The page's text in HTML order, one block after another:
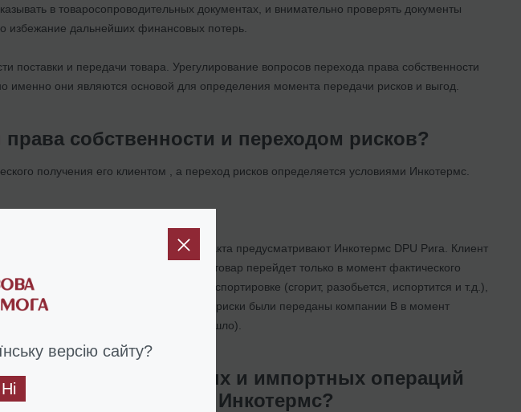
в товаросопроводительных документах, и внимательно проверять документы
избежание дальнейших финансовых потерь.
поставки и передачи товара. Урегулирование вопросов перехода права собственности
именно они являются основой для определения момента передачи рисков и выгод.
собственности и переходом рисков?
получения его клиентом , а переход рисков определяется условиями Инкотермс.
компании В (Украина). Условия контракта предусматривают Инкотермс DPU Рига. Клиент
Риги, а право собственности на товар перейдет только в момент фактического
товаром что-то произойдет при транспортировке (сгорит, разобьется, испортится и т.д.),
новый товар, так как все риски были переданы компании В в момент
что право собственности еще не перешло).
учете экспортных и импортных операций
контракт и условия Инкотермс?
версію сайту?
Ні